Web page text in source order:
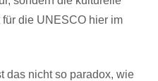
die UNESCO hier im
das nicht so paradox, wie